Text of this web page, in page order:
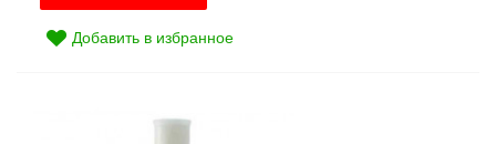
Добавить в избранное